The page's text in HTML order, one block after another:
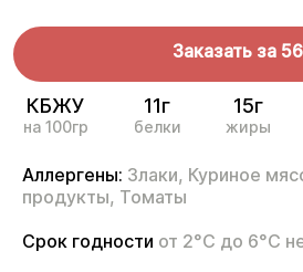
Заказать за
КБЖУ
на 100гр
11г
белки
15г
жиры
Аллергены: Злаки, Куриное
продукты, Томаты
Срок годности от 2°С до 6°С